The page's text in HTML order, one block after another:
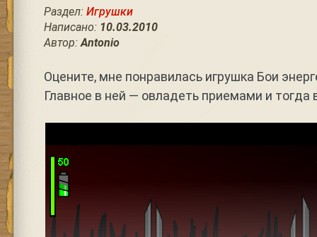
Раздел: Игрушки
Написано: 10.03.2010
Автор:Antonio
Оцените, мне понравилась игрушка Бои
Главное в ней — овладеть приемами и тогда